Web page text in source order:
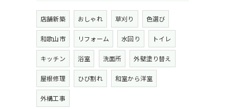
店舗新築 おしゃれ 草刈り 色選び
和歌山市 リフォーム 水回り トイレ
キッチン 浴室 洗面所 外壁塗り替え
屋根修理 ひび割れ 和室から洋室
外構工事